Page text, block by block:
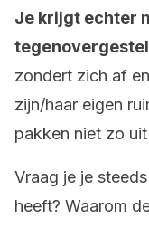
Je krijgt echter
zondert zich af
zijn/haar eigen
pakken niet zo
Vraag je je
heeft? Waarom